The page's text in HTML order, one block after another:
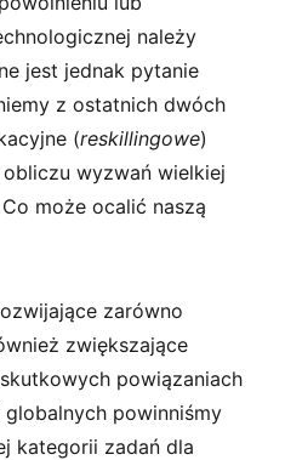
należy
jest jednak pytanie
z ostatnich dwóch
(reskillingowe)
wyzwań wielkiej
może ocalić naszą
zarówno
zwiększające
powiązaniach
globalnych powinniśmy
kategorii zadań dla